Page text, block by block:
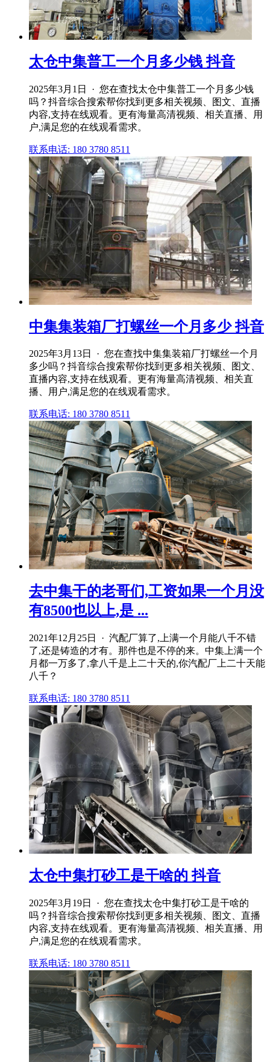
太仓中集普工一个月多少钱 抖音
2025年3月1日 · 您在查找太仓中集普工一个月多少钱
吗？抖音综合搜索帮你找到更多相关视频、图文、直播
内容,支持在线观看。更有海量高清视频、相关直播、用
户,满足您的在线观看需求。
联系电话: 180 3780 8511
中集集装箱厂打螺丝一个月多少 抖音
2025年3月13日 · 您在查找中集集装箱厂打螺丝一个月
多少吗？抖音综合搜索帮你找到更多相关视频、图文、
直播内容,支持在线观看。更有海量高清视频、相关直
播、用户,满足您的在线观看需求。
联系电话: 180 3780 8511
去中集干的老哥们,工资如果一个月没
有8500也以上,是 ...
2021年12月25日 · 汽配厂算了,上满一个月能八千不错
了,还是铸造的才有。那件也是不停的来。中集上满一个
月都一万多了,拿八千是上二十天的,你汽配厂上二十天能
八千？
联系电话: 180 3780 8511
太仓中集打砂工是干啥的 抖音
2025年3月19日 · 您在查找太仓中集打砂工是干啥的
吗？抖音综合搜索帮你找到更多相关视频、图文、直播
内容,支持在线观看。更有海量高清视频、相关直播、用
户,满足您的在线观看需求。
联系电话: 180 3780 8511